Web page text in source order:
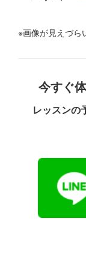
※画像が見えづら
今すぐ
レッスンの